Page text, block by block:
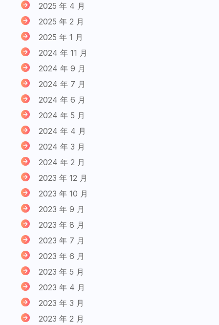
2025 年 4 月
2025 年 2 月
2025 年 1 月
2024 年 11 月
2024 年 9 月
2024 年 7 月
2024 年 6 月
2024 年 5 月
2024 年 4 月
2024 年 3 月
2024 年 2 月
2023 年 12 月
2023 年 10 月
2023 年 9 月
2023 年 8 月
2023 年 7 月
2023 年 6 月
2023 年 5 月
2023 年 4 月
2023 年 3 月
2023 年 2 月